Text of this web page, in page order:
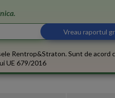
Rentrop&Straton. Sunt de acord
UE 679/2016